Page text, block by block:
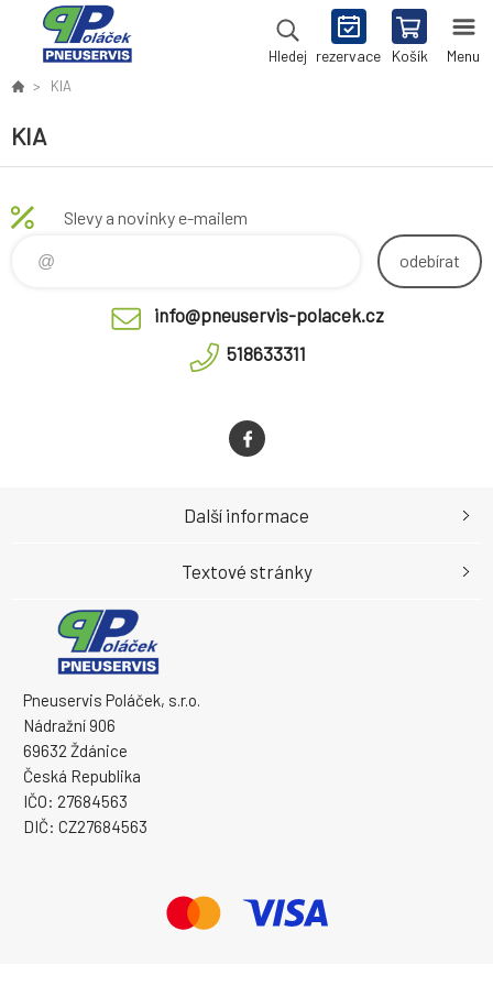
Hledej rezervace Košík Menu
KIA
KIA
Slevy a novinky e-mailem
odebírat
info@pneuservis-polacek.cz
518633311
Pneuservis Poláček, s.r.o.
Nádražní 906
69632 Ždánice
Česká Republika
IČO: 27684563
DIČ: CZ27684563
Další informace
Textové stránky